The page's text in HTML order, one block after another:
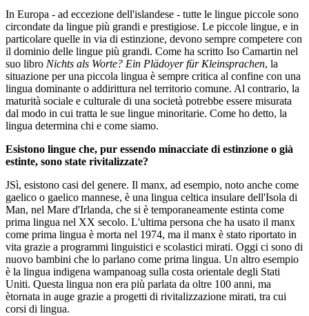
In Europa - ad eccezione dell'islandese - tutte le lingue piccole sono
circondate da lingue più grandi e prestigiose. Le piccole lingue, e in
particolare quelle in via di estinzione, devono sempre competere con
il dominio delle lingue più grandi. Come ha scritto Iso Camartin nel
suo libro Nichts als Worte? Ein Plädoyer für Kleinsprachen, la
situazione per una piccola lingua è sempre critica al confine con una
lingua dominante o addirittura nel territorio comune. Al contrario, la
maturità sociale e culturale di una società potrebbe essere misurata
dal modo in cui tratta le sue lingue minoritarie. Come ho detto, la
lingua determina chi e come siamo.
Esistono lingue che, pur essendo minacciate di estinzione o già
estinte, sono state rivitalizzate?
JSì, esistono casi del genere. Il manx, ad esempio, noto anche come
gaelico o gaelico mannese, è una lingua celtica insulare dell'Isola di
Man, nel Mare d'Irlanda, che si è temporaneamente estinta come
prima lingua nel XX secolo. L'ultima persona che ha usato il manx
come prima lingua è morta nel 1974, ma il manx è stato riportato in
vita grazie a programmi linguistici e scolastici mirati. Oggi ci sono di
nuovo bambini che lo parlano come prima lingua. Un altro esempio
è la lingua indigena wampanoag sulla costa orientale degli Stati
Uniti. Questa lingua non era più parlata da oltre 100 anni, ma
ètornata in auge grazie a progetti di rivitalizzazione mirati, tra cui
corsi di lingua.